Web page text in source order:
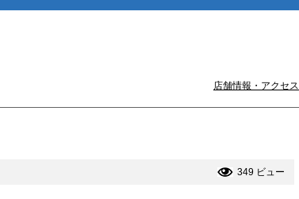
店舗情報・アクセス
349 ビュー